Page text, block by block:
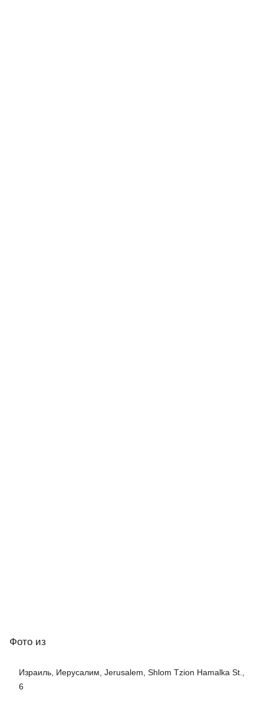
Фото из
Израиль, Иерусалим, Jerusalem, Shlom Tzion Hamalka St.,
6